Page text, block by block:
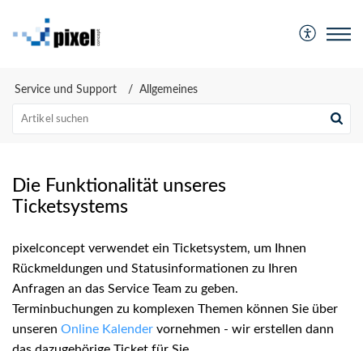
Service und Support Allgemeines
Die Funktionalität unseres
Ticketsystems
pixelconcept verwendet ein Ticketsystem, um Ihnen
Rückmeldungen und Statusinformationen zu Ihren
Anfragen an das Service Team zu geben.
Terminbuchungen zu komplexen Themen können Sie über
unseren Online Kalender vornehmen - wir erstellen dann